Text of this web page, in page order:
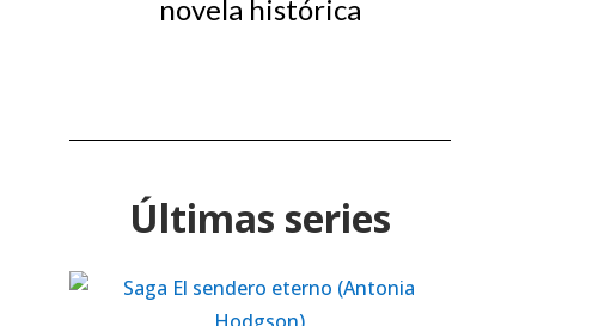
novela histórica
Últimas series